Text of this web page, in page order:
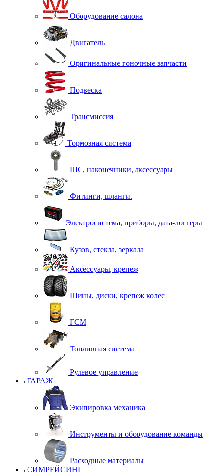
Оборудование салона
Двигатель
Оригинальные гоночные запчасти
Подвеска
Трансмиссия
Тормозная система
ШС, наконечники, аксессуары
Фитинги, шланги.
Электросистема, приборы, дата-логгеры
Кузов, стекла, зеркала
Аксессуары, крепеж
Шины, диски, крепеж колес
ГСМ
Топливная система
Рулевое управление
ГАРАЖ
Экипировка механика
Инструменты и оборудование команды
Расходные материалы
СИМРЕЙСИНГ